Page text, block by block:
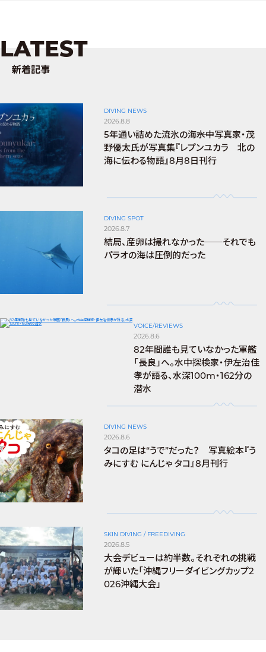
LATEST
新着記事
DIVING NEWS
2026.8.8
5年通い詰めた流氷の海――水中写真家・茂
野優太氏が写真集『レプンユカラ 北の
海に伝わる物語』8月8日刊行
DIVING SPOT
2026.8.7
結局、産卵は撮れなかった──それでも
パラオの海は圧倒的だった
VOICE/REVIEWS
2026.8.6
82年間誰も見ていなかった軍艦
「長良」へ。水中探検家・伊左治佳
孝が語る、水深100m・162分の
潜水
DIVING NEWS
2026.8.6
タコの足は“うで”だった？ 写真絵本『う
みにすむ にんじゃ タコ』8月刊行
SKIN DIVING / FREEDIVING
2026.8.5
大会デビューは約半数。それぞれの挑戦
が輝いた「沖縄フリーダイビングカップ2
026沖縄大会」